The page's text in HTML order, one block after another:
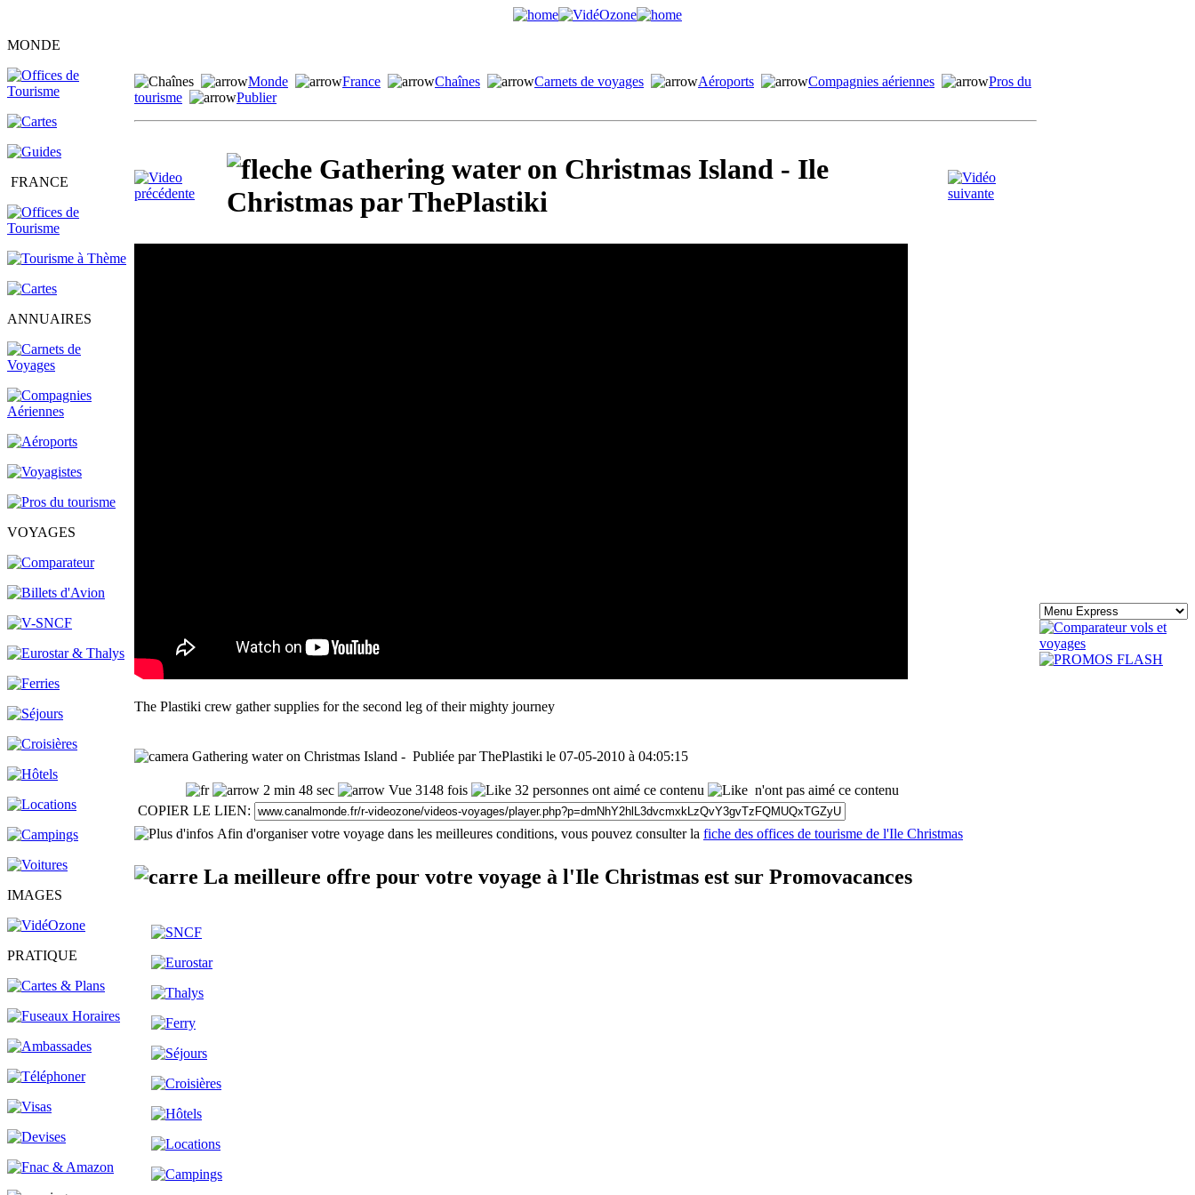
MONDE
FRANCE
ANNUAIRES
VOYAGES
IMAGES
PRATIQUE
Monde France Chaînes Carnets de voyages Aéroports Compagnies aériennes
Pros du
tourisme
Publier
Gathering water on Christmas Island - Ile
Christmas par ThePlastiki
The Plastiki crew gather supplies for the second leg of their mighty journey
Gathering water on Christmas Island - Publiée par ThePlastiki le 07-05-2010 à 04:05:15
2 min 48 sec Vue 3148 fois 32 personnes ont aimé ce contenu
n'ont pas aimé ce contenu
COPIER LE LIEN:
Afin d'organiser votre voyage dans les meilleures conditions, vous pouvez consulter la fiche des offices de tourisme de l'Ile Christmas
La meilleure offre pour votre voyage à l'Ile Christmas est sur Promovacances